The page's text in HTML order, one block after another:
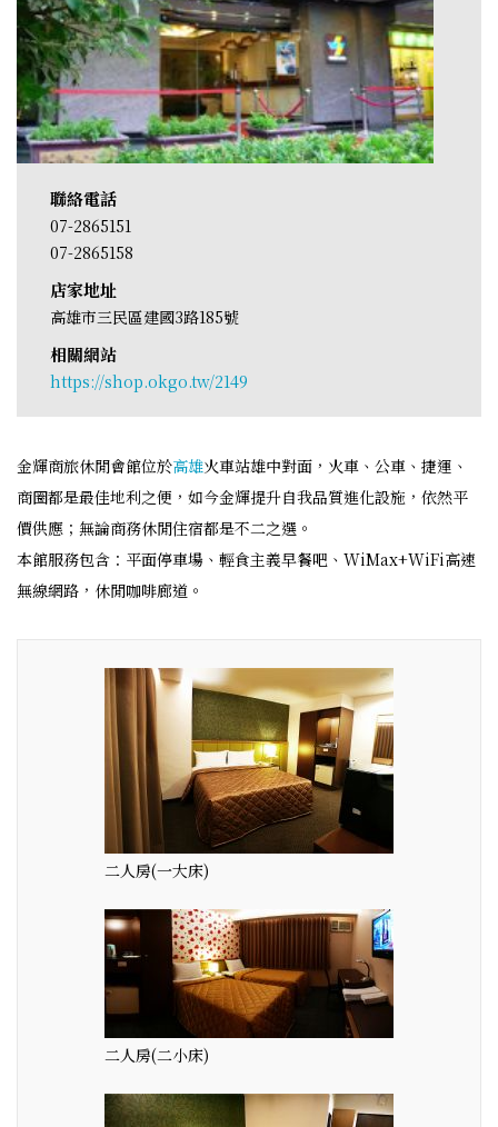
聯絡電話
07-2865151
07-2865158
店家地址
高雄市三民區建國3路185號
相關網站
https://shop.okgo.tw/2149
金輝商旅休閒會館位於高雄火車站雄中對面，火車、公車、捷運、
商圈都是最佳地利之便，如今金輝提升自我品質進化設施，依然平
價供應；無論商務休閒住宿都是不二之選。
本館服務包含：平面停車場、輕食主義早餐吧、WiMax+WiFi高速
無線網路，休閒咖啡廊道。
二人房(一大床)
二人房(二小床)